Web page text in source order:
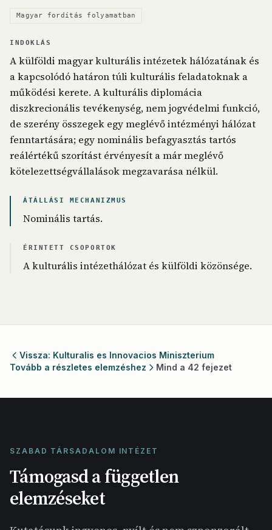
Magyar fordítás folyamatban
INDOKLÁS
A külföldi magyar kulturális intézetek hálózatának és
a kapcsolódó határon túli kulturális feladatoknak a
működési kerete. A kulturális diplomácia
diszkrecionális tevékenység, nem jogvédelmi funkció,
de szerény összegek egy meglévő intézményi hálózat
fenntartására; egy nominális befagyasztás tartós
reálértékű szorítást érvényesít a már meglévő
kötelezettségvállalások megzavarása nélkül.
ÁTÁLLÁSI MECHANIZMUS
Nominális tartás.
ÉRINTETT CSOPORTOK
A kulturális intézethálózat és külföldi közönsége.
Vissza: Kulturalis es Innovacios Miniszterium
Tovább a részletes elemzéshez
Mind a 42 fejezet
SZABAD TÁRSADALOM INTÉZET
Támogasd a független
elemzéseket